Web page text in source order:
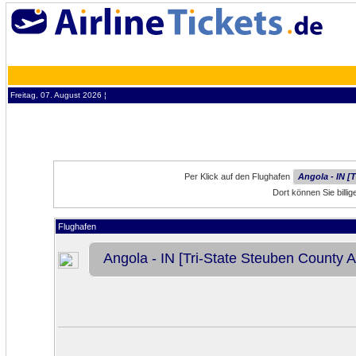
Freitag, 07. August 2026 ¦
Per Klick auf den Flughafen
Angola - IN
Dort können Sie
Flughafen
Angola - IN [Tri-State Steuben County